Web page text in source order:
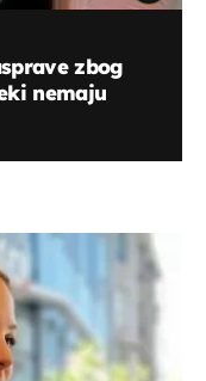
zbog
nemaju